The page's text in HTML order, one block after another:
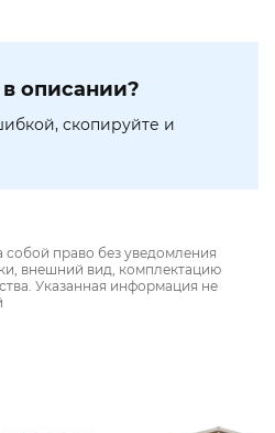
описании?
скопируйте и
собой право без уведомления
внешний вид, комплектацию
Указанная информация не